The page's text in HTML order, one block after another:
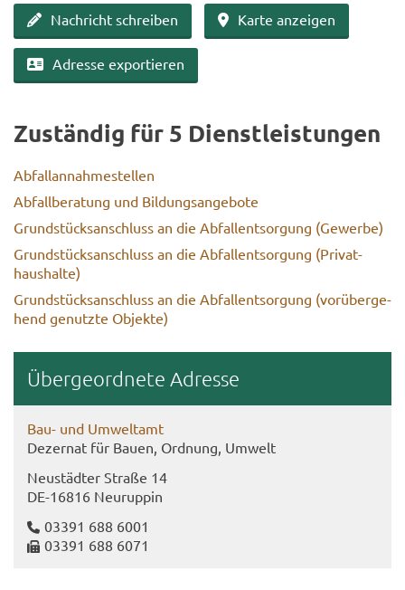
Nach­richt schrei­ben Karte an­zei­gen
Adres­se ex­por­tie­ren
Zu­stän­dig für 5 Dienst­leis­tun­gen
Ab­fall­an­nah­me­stel­len
Ab­fall­be­ra­tung und Bil­dungs­an­ge­bo­te
Grund­stücks­an­schluss an die Ab­fall­ent­sor­gung (Ge­wer­be)
Grund­stücks­an­schluss an die Ab­fall­ent­sor­gung (Pri­vat­
haus­hal­te)
Grund­stücks­an­schluss an die Ab­fall­ent­sor­gung (vor­über­ge­
hend ge­nutz­te Ob­jek­te)
Über­ge­ord­ne­te Adres­se
Bau- und Um­welt­amt
De­zer­nat für Bauen, Ord­nung, Um­welt
Neu­städ­ter Stra­ße 14
DE-​16816 Neu­rup­pin
03391 688 6001
03391 688 6071